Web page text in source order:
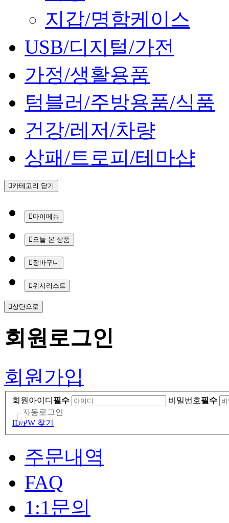
지갑/명함케이스
USB/디지털/가전
가정/생활용품
텀블러/주방용품/식품
건강/레저/차량
상패/트로피/테마샵
카테고리 닫기
마이메뉴
오늘 본 상품
장바구니
위시리스트
상단으로
회원 로그인
회원가입
회원아이디 필수 비밀번호필수
자동로그인
ID/PW 찾기
주문내역
FAQ
1:1문의